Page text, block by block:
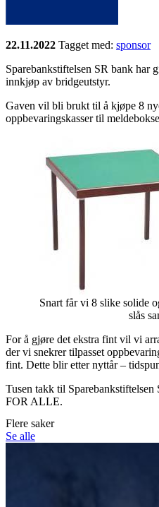
22.11.2022 Tagget med: sponsor
Sparebankstiftelsen SR bank
innkjøp av bridgeutstyr.
Gaven vil bli brukt til å kjøpe 8
oppbevaringskasser til
Snart får vi 8 slike solide
slås
For å gjøre det ekstra fint vil vi
der vi snekrer tilpasset
fint. Dette blir etter nyttår –
Tusen takk til
FOR ALLE.
Flere saker
Se alle